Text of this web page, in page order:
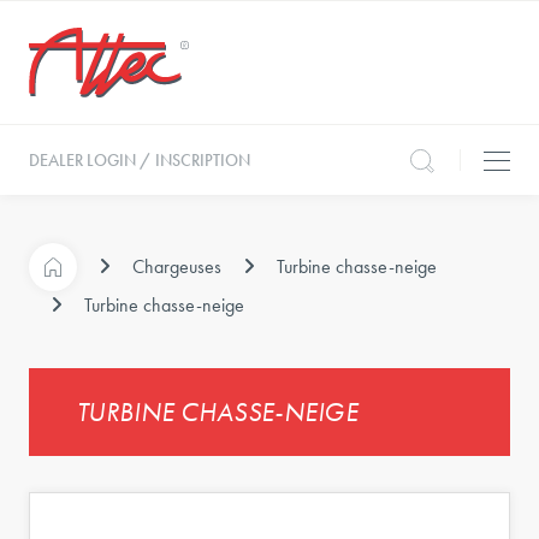
DEALER LOGIN / INSCRIPTION
Chargeuses
Turbine chasse-neige
Turbine chasse-neige
TURBINE CHASSE-NEIGE